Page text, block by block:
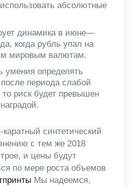
абсолютные
динамика в июне—
когда рубль упал на
мировым валютам.
умения определять
периода слабой
то риск будет превышен
синтетический
с тем же 2018
и цены будут
по мере роста объемов
Мы надеемся,